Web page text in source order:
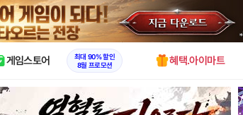
X
게임스토어
최대 90% 할인
8월 프로모션
혜택.아이마트